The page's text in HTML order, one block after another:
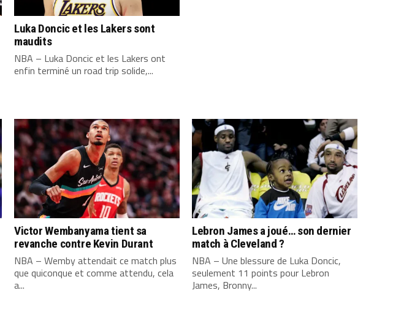
Luka Doncic et les Lakers sont
maudits
NBA – Luka Doncic et les Lakers ont
enfin terminé un road trip solide,...
Victor Wembanyama tient sa
revanche contre Kevin Durant
NBA – Wemby attendait ce match plus
que quiconque et comme attendu, cela
a...
Lebron James a joué… son dernier
match à Cleveland ?
NBA – Une blessure de Luka Doncic,
seulement 11 points pour Lebron
James, Bronny...